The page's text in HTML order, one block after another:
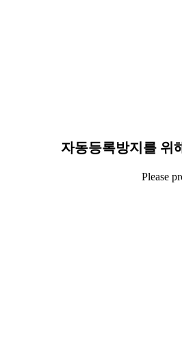
자동등록방지를 위
Please